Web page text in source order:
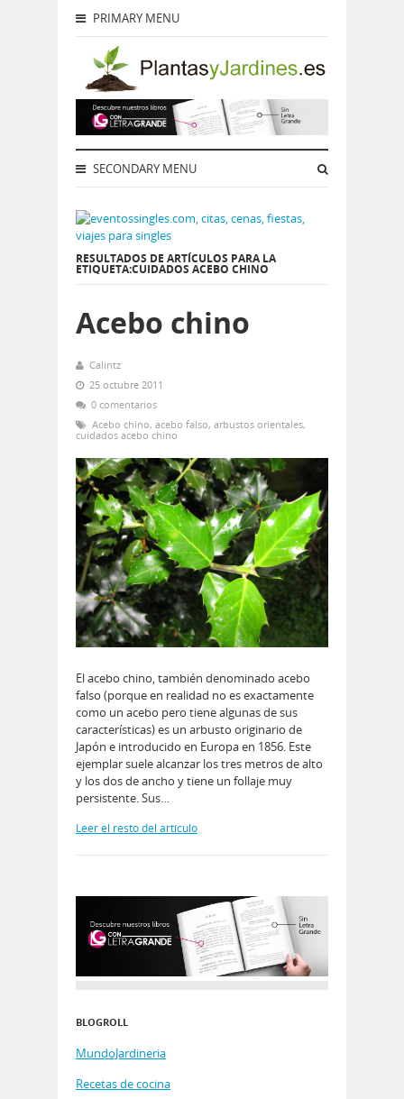
PRIMARY MENU
SECONDARY MENU
RESULTADOS DE ARTÍCULOS PARA LA
ETIQUETA:CUIDADOS ACEBO CHINO
Acebo chino
Calintz
25 octubre 2011
0 comentarios
Acebo chino, acebo falso, arbustos orientales,
cuidados acebo chino
El acebo chino, también denominado acebo
falso (porque en realidad no es exactamente
como un acebo pero tiene algunas de sus
características) es un arbusto originario de
Japón e introducido en Europa en 1856. Este
ejemplar suele alcanzar los tres metros de alto
y los dos de ancho y tiene un follaje muy
persistente. Sus…
Leer el resto del artículo
BLOGROLL
MundoJardineria
Recetas de cocina